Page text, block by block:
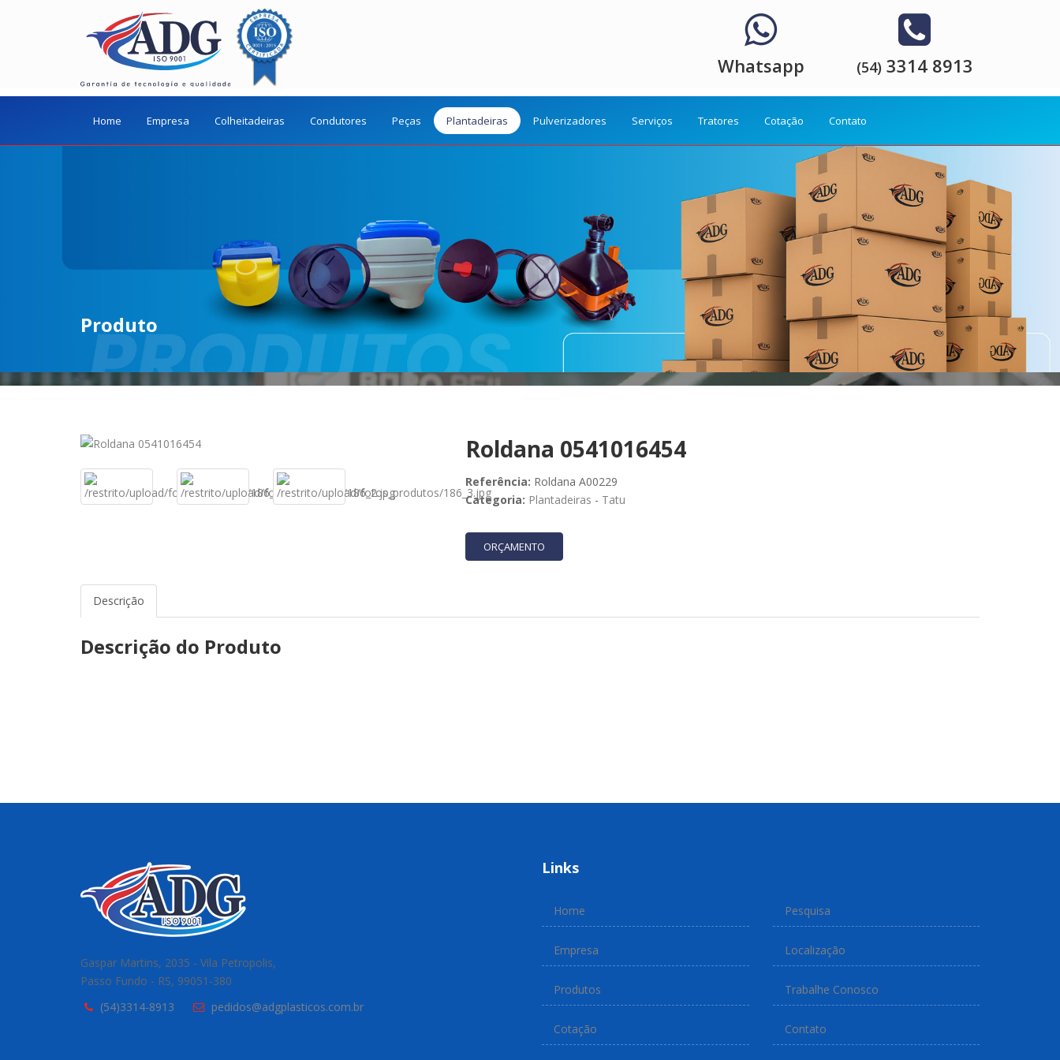
Whatsapp (54) 3314 8913
Home Empresa Colheitadeiras Condutores Peças Plantadeiras Pulverizadores Serviços Tratores Cotação Contato
Produto
Roldana 0541016454
Referência: Roldana A00229
Categoria: Plantadeiras - Tatu
ORÇAMENTO
Descrição
Descrição do Produto
Gaspar Martins, 2035 - Vila Petropolis,
Passo Fundo - RS, 99051-380
(54)3314-8913
pedidos@adgplasticos.com.br
Links
Home
Empresa
Produtos
Cotação
Pesquisa
Localização
Trabalhe Conosco
Contato